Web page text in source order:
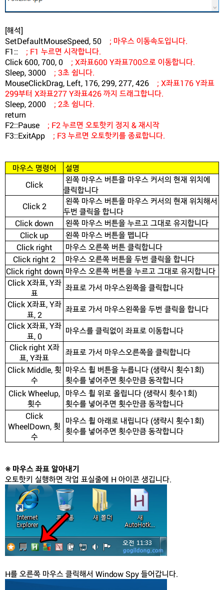
[해석]
SetDefaultMouseSpeed, 50 ; 마우스 이동속도입니다.
F1:: ; F1 누르면 시작합니다.
Click 600, 700, 0 ; X좌표600 Y좌표700으로 이동합니다.
Sleep, 3000 ; 3초 쉼니다.
MouseClickDrag, Left, 176, 299, 277, 426 ; X좌표176 Y좌표
299부터 X좌표277 Y좌표426 까지 드래그합니다.
Sleep, 2000 ; 2초 쉼니다.
return
F2::Pause ; F2 누르면 오토핫키 정지 & 재시작
F3::ExitApp ; F3 누르면 오토핫키를 종료합니다.
마우스 명령어
설명
Click
왼쪽 마우스 버튼을 마우스 커서의 현재 위치에
클릭합니다
Click 2
왼쪽 마우스 버튼을 마우스 커서의 현재 위치해서
두번 클릭을 합니다
Click down
왼쪽 마우스 버튼을 누르고 그대로 유지합니다
Click up
왼쪽 마우스 버튼을 뗍니다
Click right
마우스 오른쪽 버튼 클릭합니다
Click right 2
마우스 오른쪽 버튼을 두번 클릭을 합니다
Click right down 마우스 오른쪽 버튼을 누르고 그대로 유지합니다
Click X좌표, Y좌
표
좌표로 가서 마우스왼쪽을 클릭합니다
Click X좌표, Y좌
표, 2
좌표로 가서 마우스왼쪽을 두번 클릭을 합니다
Click X좌표, Y좌
표, 0
마우스를 클릭없이 좌표로 이동합니다
Click right X좌
표, Y좌표
좌표로 가서 마우스오른쪽을 클릭합니다
Click Middle, 횟
수
마우스 휠 버튼을 누릅니다 (생략시 횟수1회)
횟수를 넣어주면 횟수만큼 동작합니다
Click Wheelup,
횟수
마우스 휠 위로 올립니다 (생략시 횟수1회)
횟수를 넣어주면 횟수만큼 동작합니다
Click
WheelDown, 횟
수
마우스 휠 아래로 내립니다 (생략시 횟수1회)
횟수를 넣어주면 횟수만큼 동작합니다
※ 마우스 좌표 알아내기
오토핫키 실행하면 작업 표실줄에 H 아이콘 생깁니다.
H를 오른쪽 마우스 클릭해서 Window Spy 들어갑니다.